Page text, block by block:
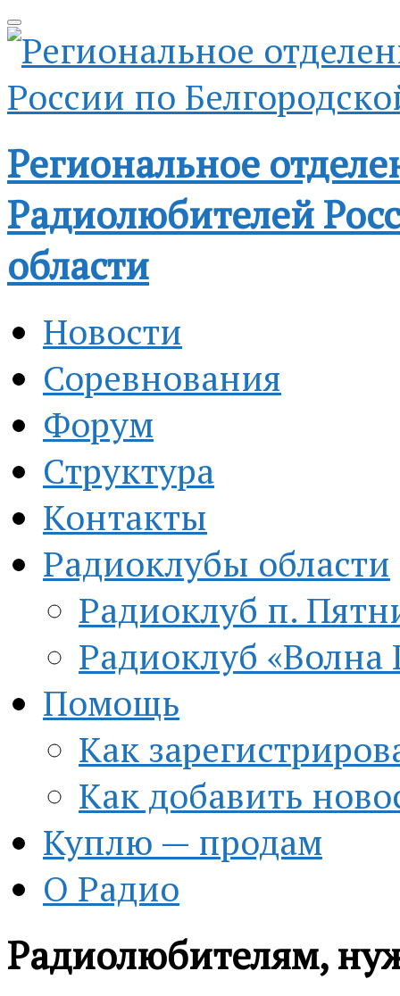
Региональное
Радиолюбителей
области
Новости
Соревнования
Форум
Структура
Контакты
Радиоклубы области
Радиоклуб п.
Радиоклуб «Волна
Помощь
Как
Как добавить
Куплю — продам
О Радио
Радиолюбителям,